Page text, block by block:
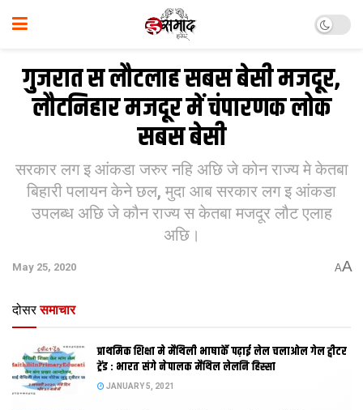
गुजरात स लौटलाह सबस बेसी मजदूर,
लौटनिहार मजदूर में चंपारणक लोक
सबस बेसी
सरकार लग इ आंकडा जरुर नहि अछि जे कोन राज्‍य मे केतबा
बिहारी पलायन केने छल, मुदा आब सरकार लग इ आंकडा
उपलब्‍ध अछि जे कौन राज्‍य स केतबा मजदूर लौट एलाह
अछि।
May 25, 2020 AA
दोसर समाचार
प्राथमिक शि‍क्षा मे मैथि‍ली भाषाकेँ पढ़ाई लेल चलाओल गेल ट्वीटर
ट्रेंड : भारत संगे नेपालक मैथिल लेलनि हिस्सा
JANUARY 5, 2021